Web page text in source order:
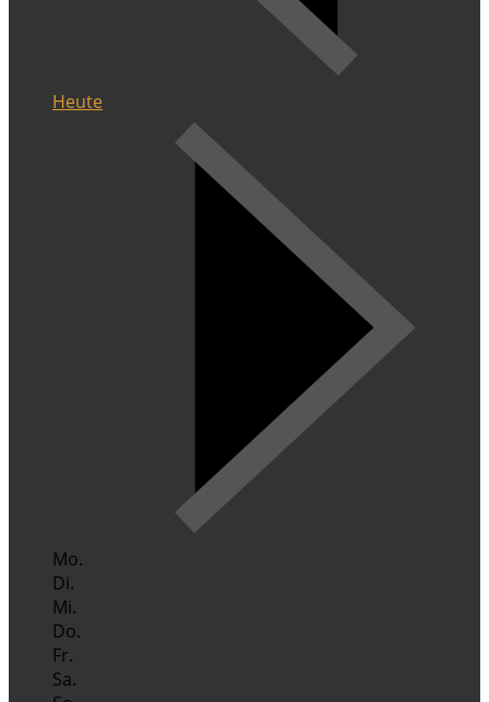
Heute
Mo.
Di.
Mi.
Do.
Fr.
Sa.